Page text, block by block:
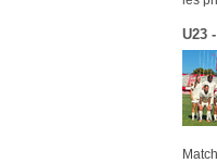
U23